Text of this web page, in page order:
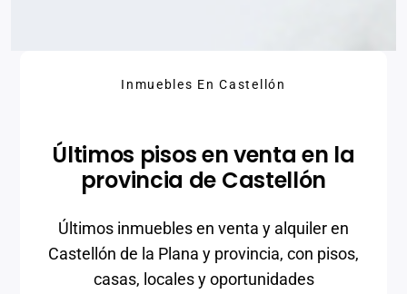
Inmuebles En Castellón
Últimos pisos en venta en la
provincia de Castellón
Últimos inmuebles en venta y alquiler en
Castellón de la Plana y provincia, con pisos,
casas, locales y oportunidades